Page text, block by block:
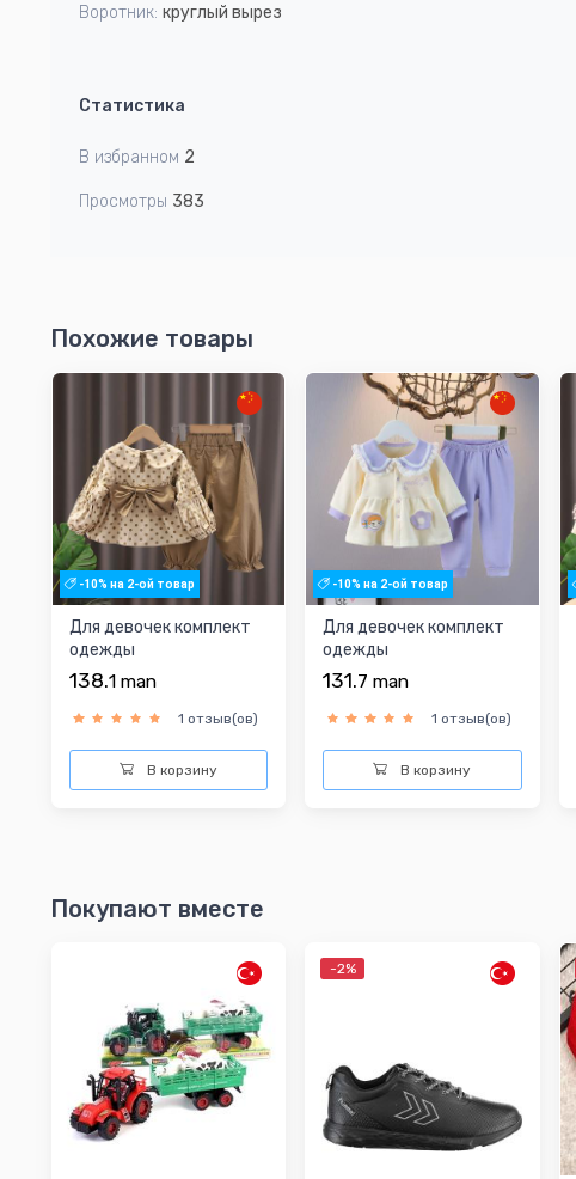
Воротник: круглый вырез
Статистика
В избранном 2
Просмотры 383
Похожие товары
-10% на 2-ой товар
Для девочек комплект
одежды
138.1 man
1 отзыв(ов)
В корзину
-10% на 2-ой товар
Для девочек комплект
одежды
131.7 man
1 отзыв(ов)
В корзину
Покупают вместе
-2%